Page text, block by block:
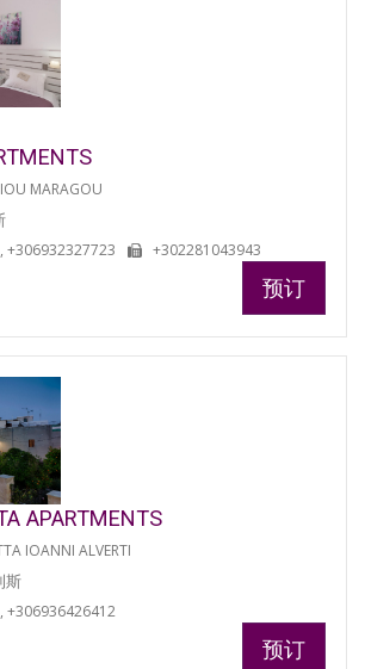
MARAGOU
+306932327723 +302281043943
预订
APARTMENTS
IOANNI ALVERTI
斯
+306936426412
预订